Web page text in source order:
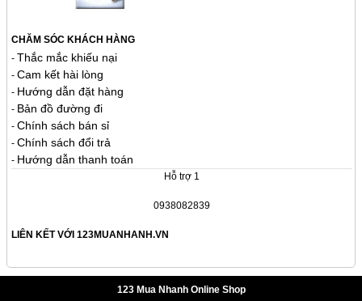
CHĂM SÓC KHÁCH HÀNG
- Thắc mắc khiếu nại
- Cam kết hài lòng
- Hướng dẫn đặt hàng
- Bản đồ đường đi
- Chính sách bán sỉ
- Chính sách đổi trả
- Hướng dẫn thanh toán
Hỗ trợ 1
0938082839
LIÊN KẾT VỚI 123MUANHANH.VN
123 Mua Nhanh Online Shop